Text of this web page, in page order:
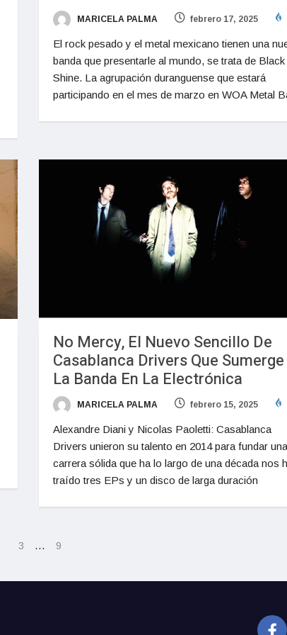
MARICELA PALMA febrero 17, 2025
El rock pesado y el metal mexicano tienen una
banda que presentarle al mundo, se trata de Black
Shine. La agrupación duranguense que estará
participando en el mes de marzo en WOA Metal
No Mercy, El Nuevo Sencillo De
Casablanca Drivers Que
La Banda En La Electrónica
MARICELA PALMA febrero 15, 2025
Alexandre Diani y Nicolas Paoletti: Casablanca
Drivers unieron su talento en 2014 para fundar una
carrera sólida que ha lo largo de una década nos
traído tres EPs y un disco de larga duración
3 … 9